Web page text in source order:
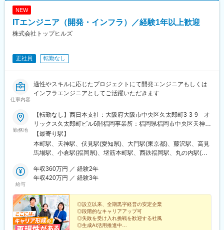
園駅(福岡県)、西鉄福岡駅、櫛田神社前駅、西１５丁目駅、島ノ関
駅、鮫洲駅、泉岳寺駅、竹橋駅、銀座駅、初台駅、新宿西口駅、
駅、横浜駅、大阪駅、北浜駅(大阪府)、中之島駅、大阪ビジネスパ
NEW
ITエンジニア（開発・インフラ）／経験1年以上歓迎
株式会社トップヒルズ
正社員 転勤なし
仕事内容
適性やスキルに応じたプロジェクトにて開発エンジニアもしくは
インフラエンジニアとしてご活躍いただきます
勤務地
【転勤なし】西日本支社：大阪府大阪市中央区久太郎町3-3-9 オ
リックス久太郎町ビル6階福岡事業所：福岡県福岡市中央区天神4-
1-17 博多天神ビル8階中部支社：愛知県名古屋市中区錦2-18-5
白川第6ビル4階本社：東京都港区芝大門1-16-3 芝大門116ビル
鎌倉事業部：神奈川県藤沢市藤沢496 藤沢森井ビル6階鹿児島事業
所：福岡県北九州市小倉北区京町3-1-1 セントシティ7階※全国に
案件あり※リモート勤務なども検討しながら、スキル・経験・ご希
【最寄り駅】
本町駅、天神駅、伏見駅(愛知県)、大門駅(東京都)、藤沢駅、高見
馬場駅、小倉駅(福岡県)、堺筋本町駅、西鉄福岡駅、丸の内駅(愛
洲川端駅、御成門駅、加治屋町駅、旦過駅
給与
年収360万円 ／ 経験2年
年収420万円 ／ 経験3年
◎設立以来、全期黒字経営の安定企業
◎段階的なキャリアアップ可
◎失敗を受け入れ挑戦を歓迎する社風
◎生成AI活用推進中